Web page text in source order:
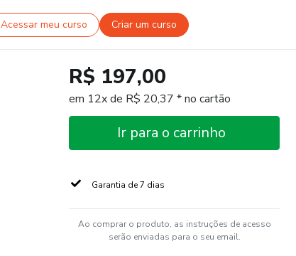
Acessar meu curso Criar um curso
R$ 197,00
em 12x de R$ 20,37 * no cartão
Ir para o carrinho
Garantia de 7 dias
Ao comprar o produto, as instruções de acesso
serão enviadas para o seu email.